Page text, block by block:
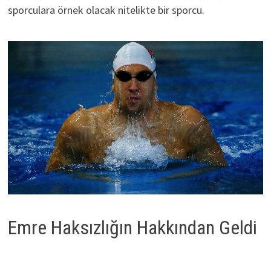
sporculara örnek olacak nitelikte bir sporcu.
Emre Haksızlığın Hakkından Geldi